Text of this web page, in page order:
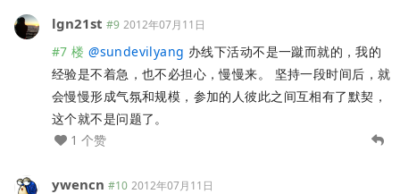
lgn21st #9 2012年07月11日
#7 楼 @sundevilyang 办线下活动不是一蹴而就的，我的
经验是不着急，也不必担心，慢慢来。 坚持一段时间后，就
会慢慢形成气氛和规模，参加的人彼此之间互相有了默契，
这个就不是问题了。
1 个赞
ywencn #10 2012年07月11日